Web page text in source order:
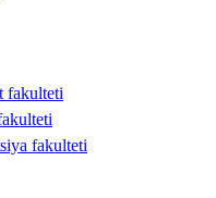
fakulteti
fakulteti